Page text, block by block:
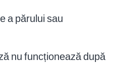
a părului sau
nu funcționează după